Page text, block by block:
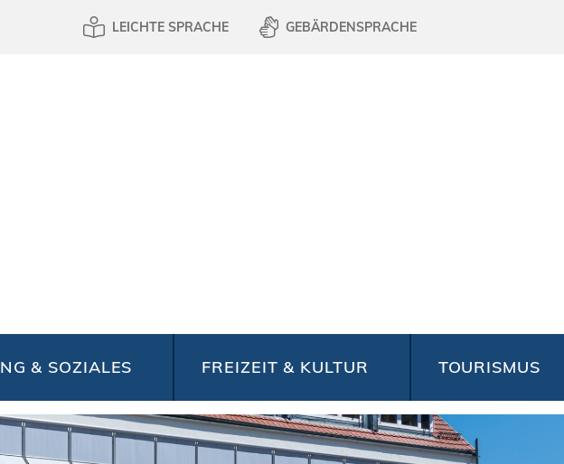
LEICHTE SPRACHE GEBÄRDENSPRACHE
& SOZIALES FREIZEIT & KULTUR TOURISMUS